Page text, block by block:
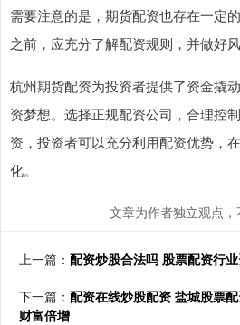
需要注意的是，期货配资也存在一定
之前，应充分了解配资规则，并做好风
杭州期货配资为投资者提供了资金撬
资梦想。选择正规配资公司，合理控
资，投资者可以充分利用配资优势，
化。
文章为作者独立观点
上一篇： 配资炒股合法吗 股票配资行
下一篇： 配资在线炒股配资 盐城股票
财富倍增